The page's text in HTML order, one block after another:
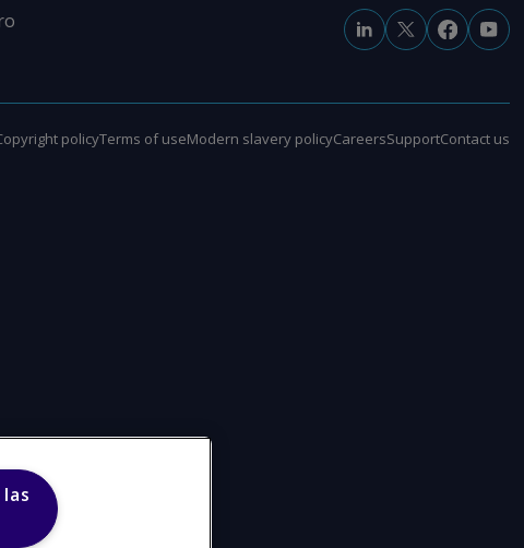
policyTerms of useModern slavery policyCareersSupportContact us